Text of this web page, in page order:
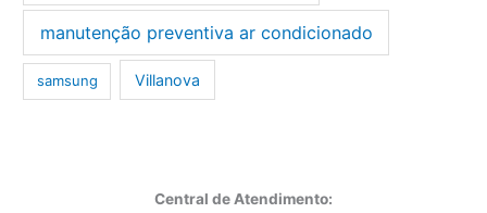
manutenção preventiva ar condicionado
samsung Villanova
Central de Atendimento: